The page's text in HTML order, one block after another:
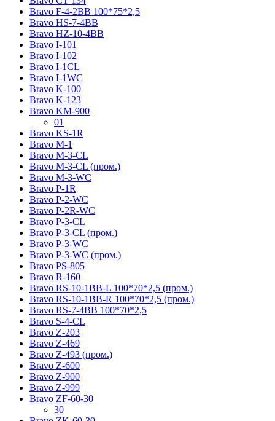
Bravo F-4-2BB 100*75*2,5
Bravo HS-7-4BB
Bravo HZ-10-4BB
Bravo I-101
Bravo I-102
Bravo I-1CL
Bravo I-1WC
Bravo K-100
Bravo K-123
Bravo KM-900
01
Bravo KS-1R
Bravo M-1
Bravo M-3-CL
Bravo M-3-CL (пром.)
Bravo M-3-WC
Bravo P-1R
Bravo P-2-WC
Bravo P-2R-WC
Bravo P-3-CL
Bravo P-3-CL (пром.)
Bravo P-3-WC
Bravo P-3-WC (пром.)
Bravo PS-805
Bravo R-160
Bravo RS-10-1BB-L 100*70*2,5 (пром.)
Bravo RS-10-1BB-R 100*70*2,5 (пром.)
Bravo RS-7-4BB 100*70*2,5
Bravo S-4-CL
Bravo Z-203
Bravo Z-469
Bravo Z-493 (пром.)
Bravo Z-600
Bravo Z-900
Bravo Z-999
Bravo ZF-60-30
30